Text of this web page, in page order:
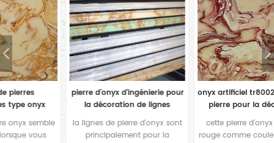
pierre d'onyx d'ingénierie pour
la décoration de lignes
la lignes de pierre d'onyx sont
principalement pour la
onyx artificiel tr8002-turc rose
pierre pour la décoration
cette pierre d'onyx prend le
rouge comme couleur de base